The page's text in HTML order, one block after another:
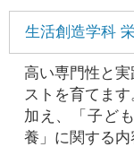
生活創造学科
高い専門性と
ストを育てま
加え、「子ど
養」に関する